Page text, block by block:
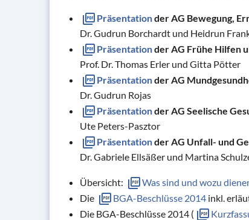
Präsentationder AG Bewegung,
Dr. Gudrun Borchardt und Heidrun
Präsentationder AG Frühe Hilfen
Prof. Dr. Thomas Erler und Gitta Pötter
Präsentationder AG
Dr. Gudrun Rojas
Präsentationder AG Seelische
Ute Peters-Pasztor
Präsentationder AG Unfall- und
Dr. Gabriele Ellsäßer und Martina
Übersicht:
Was sind und wozu
Die
BGA-Beschlüsse 2014 inkl.
Die BGA-Beschlüsse 2014 (